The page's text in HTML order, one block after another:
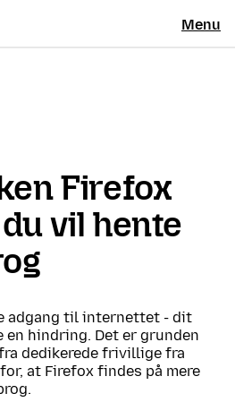
Menu
Firefox
vil hente
adgang til internettet - dit
hindring. Det er grunden
dedikerede frivillige fra
at Firefox findes på mere